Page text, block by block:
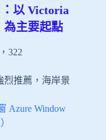
以 Victoria
為主要起點
322
烈推薦，海岸景
Azure Window